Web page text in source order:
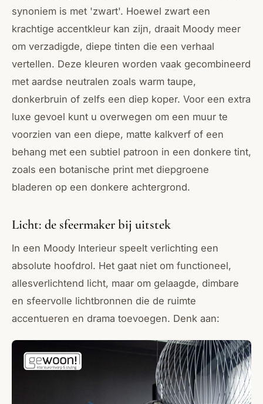
synoniem is met 'zwart'. Hoewel zwart een
krachtige accentkleur kan zijn, draait Moody meer
om verzadigde, diepe tinten die een verhaal
vertellen. Deze kleuren worden vaak gecombineerd
met aardse neutralen zoals warm taupe,
donkerbruin of zelfs een diep koper. Voor een extra
luxe gevoel kunt u overwegen om een muur te
voorzien van een diepe, matte kalkverf of een
behang met een subtiel patroon in een donkere tint,
zoals een botanische print met diepgroene
bladeren op een donkere achtergrond.
Licht: de sfeermaker bij uitstek
In een Moody Interieur speelt verlichting een
absolute hoofdrol. Het gaat niet om functioneel,
allesverlichtend licht, maar om gelaagde, dimbare
en sfeervolle lichtbronnen die de ruimte
accentueren en drama toevoegen. Denk aan: